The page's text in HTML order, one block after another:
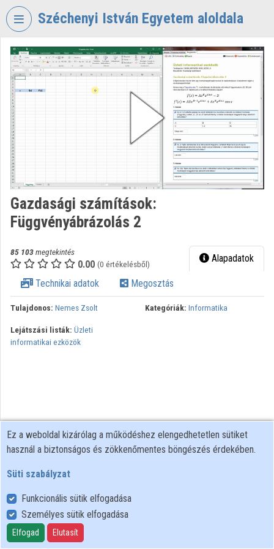
Fejléc kihagyása
Széchenyi István Egyetem aloldala
VIDEOTORIUM
SZÉCHENYI
ISTVÁN
EGYETEM
Kategóriák
Intézményi listák
Közreműködők
Gazdasági számítások:
Függvényábrázolás 2
85 103megtekintés
0.00 (0 értékelésből) Alapadatok
Technikai adatok Megosztás
Tulajdonos: Nemes Zsolt Kategóriák: Informatika
Lejátszási listák: Üzleti
informatikai ezközök
Felhasználói szabályzat
Adatkezelési tájékoztató
Süti szabályzat
Ez a weboldal kizárólag a működéshez elengedhetetlen sütiket
használ a biztonságos és zökkenőmentes böngészés érdekében.
Süti szabályzat
Funkcionális sütik elfogadása
Személyes sütik elfogadása
Elfogad Elutasít